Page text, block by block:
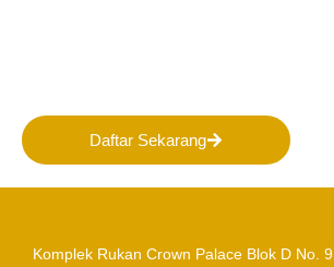
Daftar Sekarang
Komplek Rukan Crown Palace Blok D No. 9